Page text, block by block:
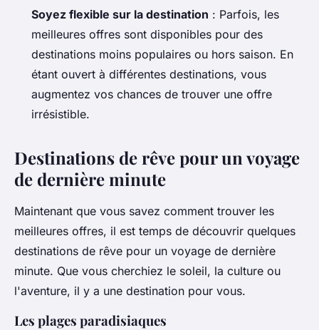
Soyez flexible sur la destination : Parfois, les
meilleures offres sont disponibles pour des
destinations moins populaires ou hors saison. En
étant ouvert à différentes destinations, vous
augmentez vos chances de trouver une offre
irrésistible.
Destinations de rêve pour un voyage
de dernière minute
Maintenant que vous savez comment trouver les
meilleures offres, il est temps de découvrir quelques
destinations de rêve pour un voyage de dernière
minute. Que vous cherchiez le soleil, la culture ou
l'aventure, il y a une destination pour vous.
Les plages paradisiaques